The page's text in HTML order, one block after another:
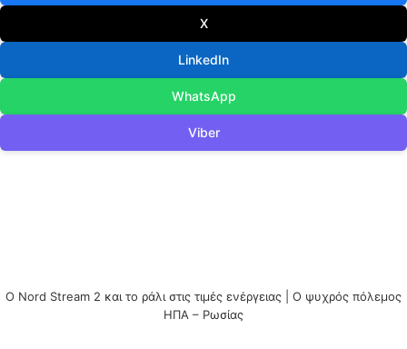
X
LinkedIn
WhatsApp
Viber
Ο Nord Stream 2 και το ράλι στις τιμές ενέργειας | Ο ψυχρός πόλεμος
ΗΠΑ – Ρωσίας